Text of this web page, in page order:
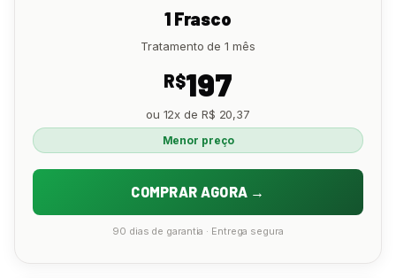
1 Frasco
Tratamento de 1 mês
R$197
ou 12x de R$ 20,37
Menor preço
COMPRAR AGORA →
90 dias de garantia · Entrega segura